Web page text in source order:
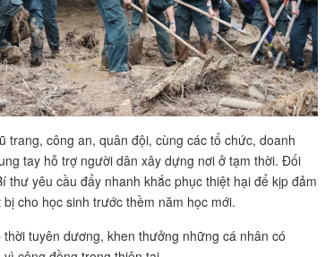
trang, công an, quân đội, cùng các tổ chức, doanh
tay hỗ trợ người dân xây dựng nơi ở tạm thời. Đối
thư yêu cầu đẩy nhanh khắc phục thiệt hại để kịp đảm
cho học sinh trước thềm năm học mới.
tuyên dương, khen thưởng những cá nhân có